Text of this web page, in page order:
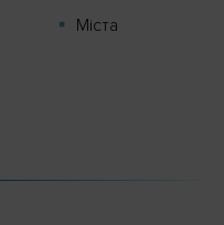
Міста